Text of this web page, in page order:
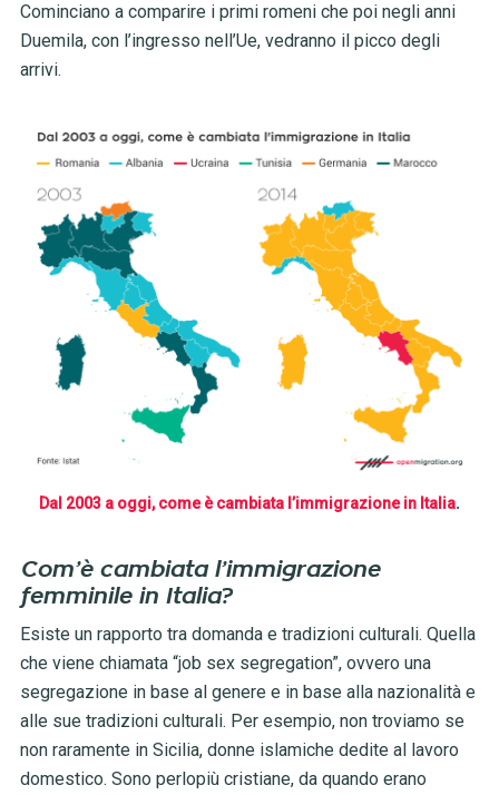
Cominciano a comparire i primi romeni che poi negli anni
Duemila, con l’ingresso nell’Ue, vedranno il picco degli
arrivi.
Dal 2003 a oggi, come è cambiata l’immigrazione in Italia.
Com’è cambiata l’immigrazione
femminile in Italia?
Esiste un rapporto tra domanda e tradizioni culturali. Quella
che viene chiamata “job sex segregation”, ovvero una
segregazione in base al genere e in base alla nazionalità e
alle sue tradizioni culturali. Per esempio, non troviamo se
non raramente in Sicilia, donne islamiche dedite al lavoro
domestico. Sono perlopiù cristiane, da quando erano